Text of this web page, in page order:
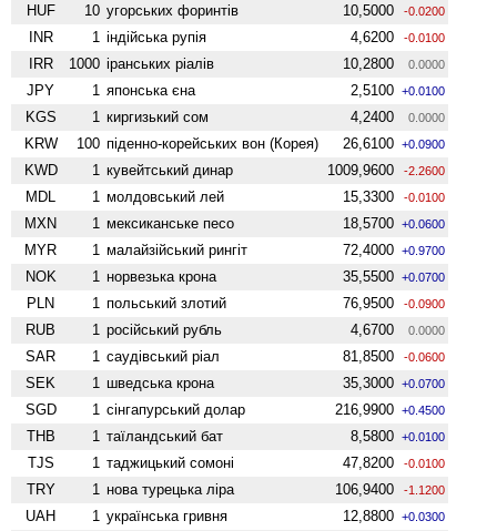
HUF 10 угорських форинтів 10,5000 -0.0200
INR 1 індійська рупія 4,6200 -0.0100
IRR 1000 іранських ріалів 10,2800 0.0000
JPY 1 японська єна 2,5100 +0.0100
KGS 1 киргизький сом 4,2400 0.0000
KRW 100 піденно-корейських вон (Корея) 26,6100 +0.0900
KWD 1 кувейтський динар 1009,9600 -2.2600
MDL 1 молдовський лей 15,3300 -0.0100
MXN 1 мексиканське песо 18,5700 +0.0600
MYR 1 малайзійський рингіт 72,4000 +0.9700
NOK 1 норвезька крона 35,5500 +0.0700
PLN 1 польський злотий 76,9500 -0.0900
RUB 1 російський рубль 4,6700 0.0000
SAR 1 саудівський ріал 81,8500 -0.0600
SEK 1 шведська крона 35,3000 +0.0700
SGD 1 сінгапурський долар 216,9900 +0.4500
THB 1 таїландський бат 8,5800 +0.0100
TJS 1 таджицький сомоні 47,8200 -0.0100
TRY 1 нова турецька ліра 106,9400 -1.1200
UAH 1 українська гривня 12,8800 +0.0300